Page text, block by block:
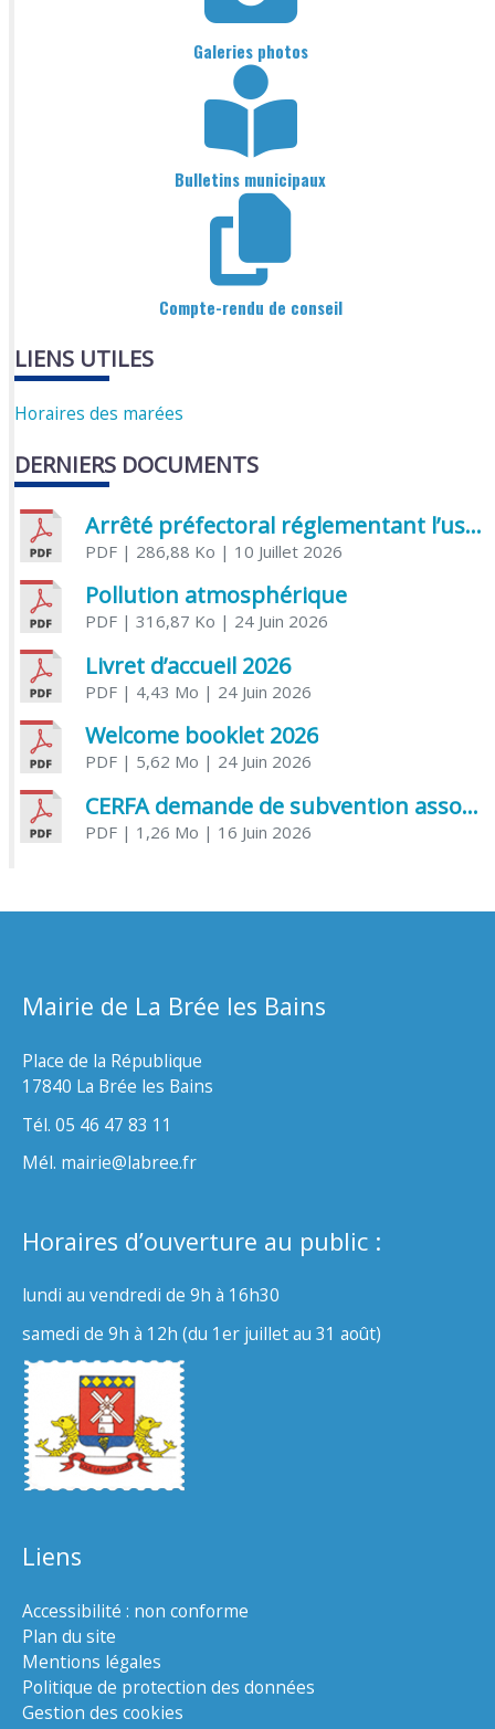
Galeries photos
Bulletins municipaux
Compte-rendu de conseil
LIENS UTILES
Horaires des marées
DERNIERS DOCUMENTS
Arrêté préfectoral réglementant l’usage de l’eau
PDF| 286,88 Ko | 10 Juillet 2026
Pollution atmosphérique
PDF| 316,87 Ko | 24 Juin 2026
Livret d’accueil 2026
PDF| 4,43 Mo | 24 Juin 2026
Welcome booklet 2026
PDF| 5,62 Mo | 24 Juin 2026
CERFA demande de subvention association
PDF| 1,26 Mo | 16 Juin 2026
Mairie de La Brée les Bains
Place de la République
17840 La Brée les Bains
Tél. 05 46 47 83 11
Mél. mairie@labree.fr
Horaires d’ouverture au public :
lundi au vendredi de 9h à 16h30
samedi de 9h à 12h (du 1er juillet au 31 août)
Liens
Accessibilité : non conforme
Plan du site
Mentions légales
Politique de protection des données
Gestion des cookies